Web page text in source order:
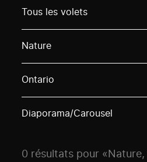
Tous les volets
Nature
Ontario
Diaporama/Carousel
0 résultats pour